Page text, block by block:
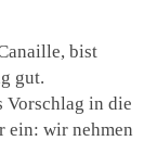
bist
gut.
Vorschlag in die
ein: wir nehmen